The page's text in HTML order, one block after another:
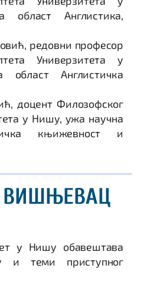
Англистика,
редовни професор
Универзитета у
Англистичка
доцент Филозофског
у Нишу, ужа научна
књижевност и
у Нишу обавештава
и теми приступног